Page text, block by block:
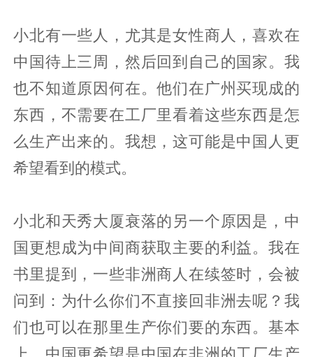
小北有一些人，尤其是女性商人，喜欢在
中国待上三周，然后回到自己的国家。我
也不知道原因何在。他们在广州买现成的
东西，不需要在工厂里看着这些东西是怎
么生产出来的。我想，这可能是中国人更
希望看到的模式。
小北和天秀大厦衰落的另一个原因是，中
国更想成为中间商获取主要的利益。我在
书里提到，一些非洲商人在续签时，会被
问到：为什么你们不直接回非洲去呢？我
们也可以在那里生产你们要的东西。基本